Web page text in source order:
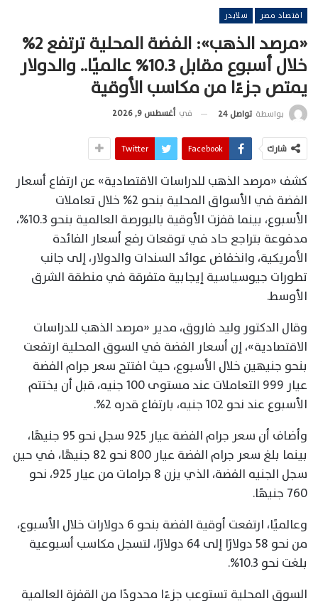
اقتصاد مصر سلايدر
«مرصد الذهب»: الفضة المحلية ترتفع 2%
خلال أسبوع مقابل 10.3% عالميًا.. والدولار
يمتص جزءًا من مكاسب الأوقية
بواسطة تواصل 24 في أغسطس 9, 2026
شارك Facebook
Twitter
كشف «مرصد الذهب للدراسات الاقتصادية» عن ارتفاع أسعار
الفضة في الأسواق المحلية بنحو 2% خلال تعاملات
الأسبوع، بينما قفزت الأوقية بالبورصة العالمية بنحو 10.3%،
مدفوعة بتراجع حاد في توقعات رفع أسعار الفائدة
الأمريكية، وانخفاض عوائد السندات والدولار، إلى جانب
تطورات جيوسياسية إيجابية متفرقة في منطقة الشرق
الأوسط.
وقال الدكتور وليد فاروق، مدير «مرصد الذهب للدراسات
الاقتصادية»، إن أسعار الفضة في السوق المحلية ارتفعت
بنحو جنيهين خلال الأسبوع، حيث افتتح سعر جرام الفضة
عيار 999 التعاملات عند مستوى 100 جنيه، قبل أن يختتم
الأسبوع عند نحو 102 جنيه، بارتفاع قدره 2%.
وأضاف أن سعر جرام الفضة عيار 925 سجل نحو 95 جنيهًا،
بينما بلغ سعر جرام الفضة عيار 800 نحو 82 جنيهًا، في حين
سجل الجنيه الفضة، الذي يزن 8 جرامات من عيار 925، نحو
760 جنيهًا.
وعالميًا، ارتفعت أوقية الفضة بنحو 6 دولارات خلال الأسبوع،
من نحو 58 دولارًا إلى 64 دولارًا، لتسجل مكاسب أسبوعية
بلغت نحو 10.3%.
السوق المحلية تستوعب جزءًا محدودًا من القفزة العالمية